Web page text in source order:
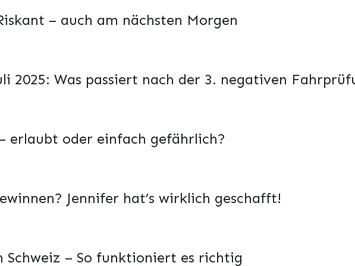
– auch am nächsten Morgen
2025: Was passiert nach der 3. negativen
erlaubt oder einfach gefährlich?
Jennifer hat’s wirklich geschafft!
Schweiz – So funktioniert es richtig